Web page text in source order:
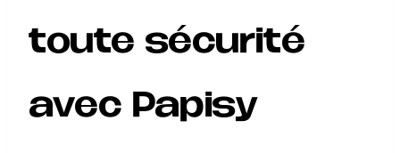
toute sécurité
avec Papisy